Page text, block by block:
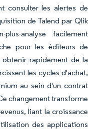
consulter les alertes de
de Talend par Qlik
analyse facilement
pour les éditeurs de
rapidement de la
les cycles d'achat,
au sein d'un contrat
changement transforme
liant la croissance
des applications